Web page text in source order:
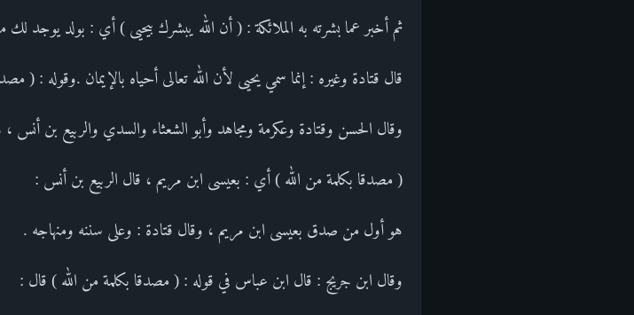
ثم أخبر عما بشرته به الملائكة : ( أن الله يبشرك بيحيى ) أي : بولد يوجد
قال قتادة وغيره : إنما سمي يحيى لأن الله تعالى أحياه بالإيمان .وقوله :
وقال الحسن وقتادة وعكرمة ومجاهد وأبو الشعثاء والسدي والربيع بن أنس
( مصدقا بكلمة من الله ) أي : بعيسى ابن مريم ، قال الربيع بن أنس :
هو أول من صدق بعيسى ابن مريم ، وقال قتادة : وعلى سننه ومنهاجه .
وقال ابن جريج : قال ابن عباس في قوله : ( مصدقا بكلمة من الله ) قال :